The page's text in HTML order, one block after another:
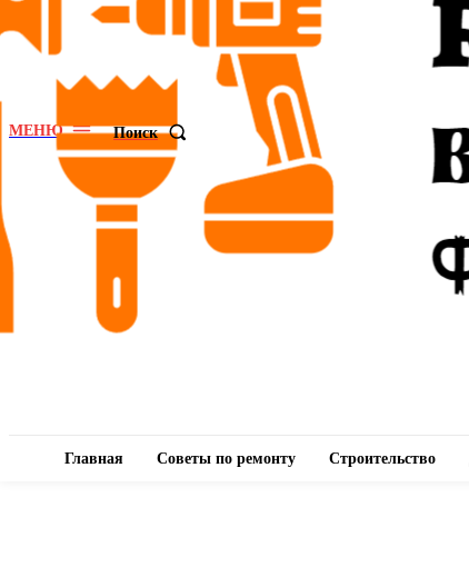
МЕНЮ Поиск
Главная Советы по ремонту Строительство